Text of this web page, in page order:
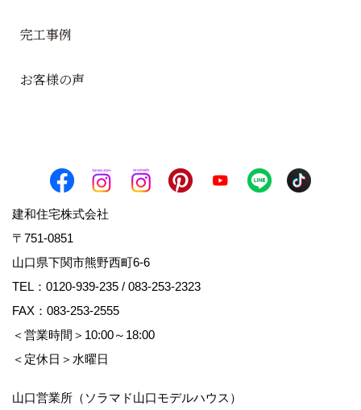
完工事例
お客様の声
建和住宅株式会社
〒751-0851
山口県下関市熊野西町6-6
TEL： 0120-939-235 / 083-253-2323
FAX：083-253-2555
＜営業時間＞10:00～18:00
＜定休日＞水曜日
山口営業所（ソラマド山口モデルハウス）